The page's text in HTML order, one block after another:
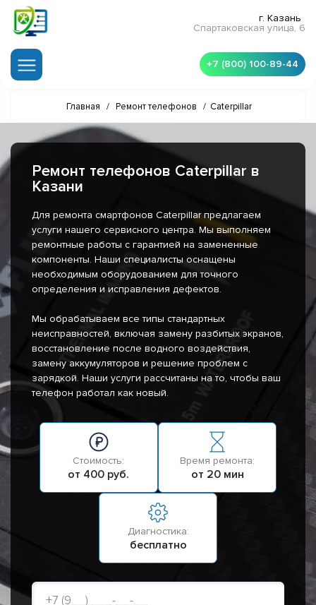
г. Казань
Спартаковская улица, 6
+7 (800) 100-89-44
Главная / Ремонт телефонов / Caterpillar
Ремонт телефонов Caterpillar в
Казани
Для ремонта смартфонов Caterpillar предлагаем
услуги нашего сервисного центра. Мы выполняем
ремонтные работы с гарантией на замененные
компоненты. Наши специалисты оснащены
необходимым оборудованием для точного
определения и исправления дефектов.
Мы обрабатываем все типы стандартных
неисправностей, включая замену разбитых экранов,
восстановление после водного воздействия,
замену аккумуляторов и решение проблем с
зарядкой. Наши услуги рассчитаны на то, чтобы ваш
телефон работал как новый.
Стоимость:
от 400 руб.
Время ремонта:
от 20 мин
Диагностика:
бесплатно